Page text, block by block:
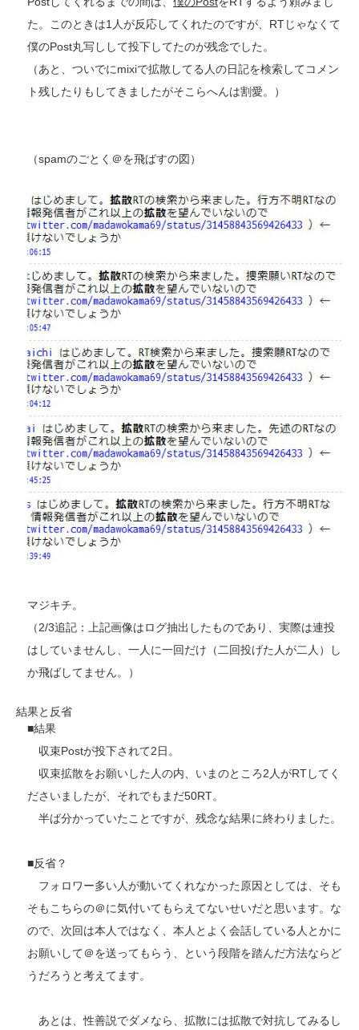
た。このときは1人が反応してくれたのですが、RTじゃなくて
僕のPost丸写しして投下してたのが残念でした。
（あと、ついでにmixiで拡散してる人の日記を検索してコメン
ト残したりもしてきましたがそこらへんは割愛。）
（spamのごとく＠を飛ばすの図）
マジキチ。
（2/3追記：上記画像はログ抽出したものであり、実際は連投
はしていませんし、一人に一回だけ（二回投げた人が二人）し
か飛ばしてません。）
結果と反省
■結果
収束Postが投下されて2日。
収束拡散をお願いした人の内、いまのところ2人がRTしてく
ださいましたが、それでもまだ50RT。
半ば分かっていたことですが、残念な結果に終わりました。
■反省？
フォロワー多い人が動いてくれなかった原因としては、そも
そもこちらの＠に気付いてもらえてないせいだと思います。な
ので、次回は本人ではなく、本人とよく会話している人とかに
お願いして＠を送ってもらう、という段階を踏んだ方法ならど
うだろうと考えてます。
あとは、性善説でダメなら、拡散には拡散で対抗してみるし